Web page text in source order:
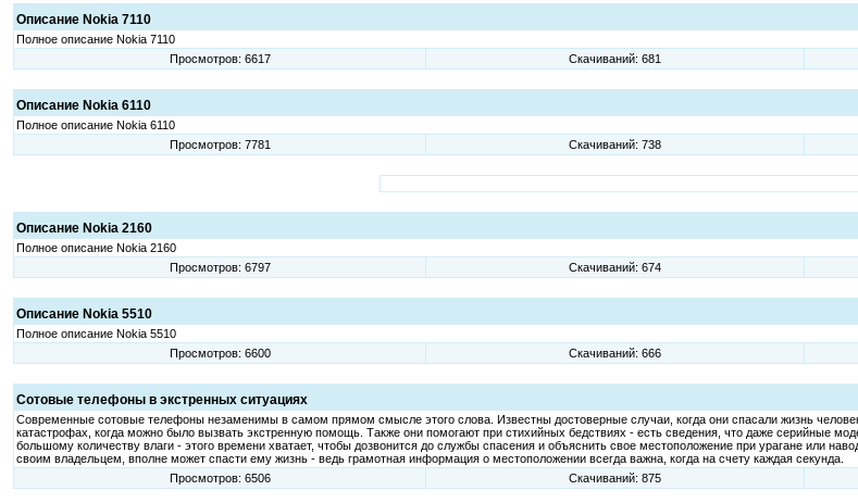
Описание Nokia 7110
Полное описание Nokia 7110
Просмотров: 6617
Скачиваний: 681
Описание Nokia 6110
Полное описание Nokia 6110
Просмотров: 7781
Скачиваний: 738
Описание Nokia 2160
Полное описание Nokia 2160
Просмотров: 6797
Скачиваний: 674
Описание Nokia 5510
Полное описание Nokia 5510
Просмотров: 6600
Скачиваний: 666
Сотовые телефоны в экстренных ситуациях
Современные сотовые телефоны незаменимы в самом прямом смысле этого слова. Известны достоверные случаи, когда они спасали жизнь
катастрофах, когда можно было вызвать экстренную помощь. Также они помогают при стихийных бедствиях - есть сведения, что даже серийные
большому количеству влаги - этого времени хватает, чтобы дозвонится до службы спасения и объяснить свое местоположение при урагане или
своим владельцем, вполне может спасти ему жизнь - ведь грамотная информация о местоположении всегда важна, когда на счету каждая секунда.
Просмотров: 6506
Скачиваний: 875